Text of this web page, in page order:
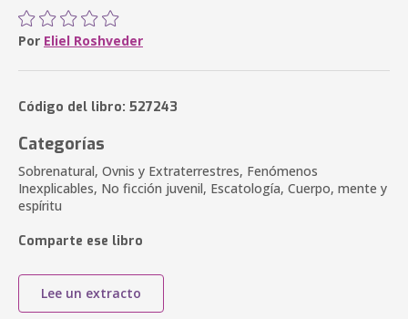
Por Eliel Roshveder
Código del libro: 527243
Categorías
Sobrenatural, Ovnis y Extraterrestres, Fenómenos
Inexplicables, No ficción juvenil, Escatología, Cuerpo, mente y
espíritu
Comparte ese libro
Lee un extracto